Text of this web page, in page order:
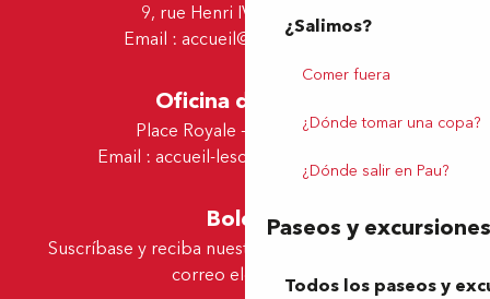
¿Salimos?
Comer fuera
¿Dónde tomar una copa?
¿Dónde salir en Pau?
Paseos y excursiones
Todos los paseos y
9, rue Henri IV - 64000 Pau
Email : accueil@tourismepau.fr
Oficina de Lescar
Place Royale - 64230 Lescar
Email : accueil-lescar@tourismepau.fr
Boletín
Suscríbase y reciba nuestras ofertas y noticias por
correo electrónico